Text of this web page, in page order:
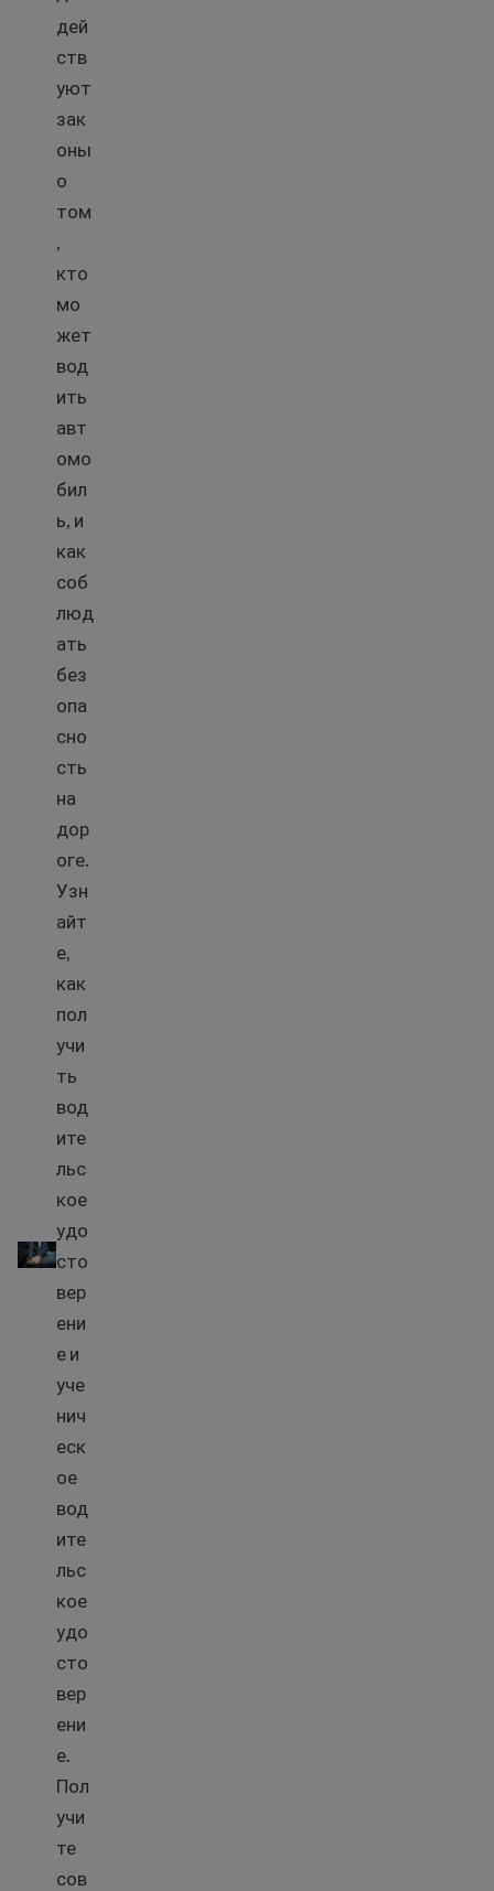
Советы по вождению в США
дей
ств
уют
зак
оны
о
том
,
кто
мо
жет
вод
ить
авт
омо
бил
ь, и
как
соб
люд
ать
без
опа
сно
сть
на
дор
оге.
Узн
айт
е,
как
пол
учи
ть
вод
ите
льс
кое
удо
сто
вер
ени
е и
уче
нич
еск
ое
вод
ите
льс
кое
удо
сто
вер
ени
е.
Пол
учи
те
сов